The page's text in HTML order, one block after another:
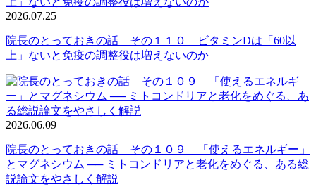
2026.07.25
院長のとっておきの話 その１１０ ビタミンDは「60以
上」ないと免疫の調整役は増えないのか
2026.06.09
院長のとっておきの話 その１０９ 「使えるエネルギー」
とマグネシウム ── ミトコンドリアと老化をめぐる、ある総
説論文をやさしく解説